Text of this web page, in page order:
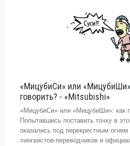
«МицубиСи» или
говорить? - «Mitsubishi»
«МицубиСи» или «МицубиШи»: как
Попытавшись поставить точку в
оказались под перекрестным
лингвистов-переводчиков и